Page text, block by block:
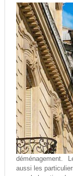
déménagement.
aussi les